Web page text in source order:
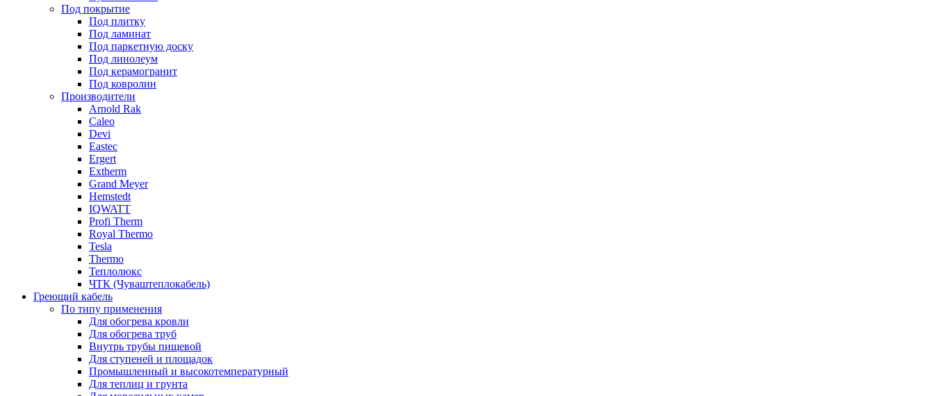
Под покрытие
Под плитку
Под ламинат
Под паркетную доску
Под линолеум
Под керамогранит
Под ковролин
Производители
Arnold Rak
Caleo
Devi
Eastec
Ergert
Extherm
Grand Meyer
Hemstedt
IQWATT
Profi Therm
Royal Thermo
Tesla
Thermo
Теплолюкс
ЧТК (Чуваштеплокабель)
Греющий кабель
По типу применения
Для обогрева кровли
Для обогрева труб
Внутрь трубы пищевой
Для ступеней и площадок
Промышленный и высокотемпературный
Для теплиц и грунта